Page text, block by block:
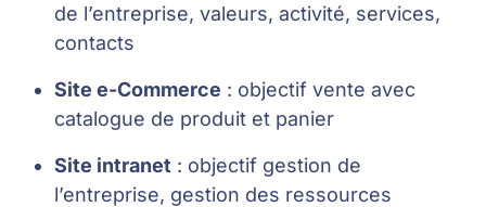
de l’entreprise, valeurs, activité, services,
contacts
Site e-Commerce : objectif vente avec
catalogue de produit et panier
Site intranet : objectif gestion de
l’entreprise, gestion des ressources